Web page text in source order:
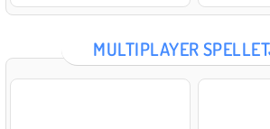
MULTIPLAYER